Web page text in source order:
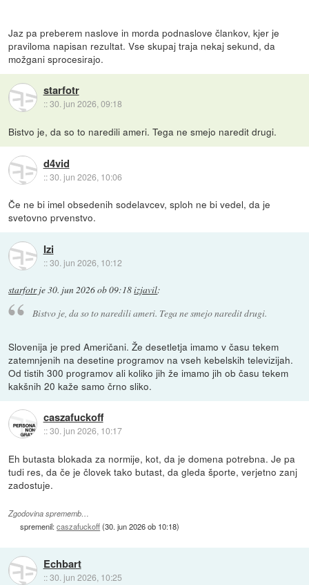
Jaz pa preberem naslove in morda podnaslove člankov, kjer je
praviloma napisan rezultat. Vse skupaj traja nekaj sekund, da
možgani sprocesirajo.
starfotr
::30. jun 2026, 09:18
Bistvo je, da so to naredili ameri. Tega ne smejo naredit drugi.
d4vid
::30. jun 2026, 10:06
Če ne bi imel obsedenih sodelavcev, sploh ne bi vedel, da je
svetovno prvenstvo.
Izi
::30. jun 2026, 10:12
starfotrje30. jun 2026 ob 09:18izjavil:
Bistvo je, da so to naredili ameri. Tega ne smejo naredit drugi.
Slovenija je pred Američani. Že desetletja imamo v času tekem
zatemnjenih na desetine programov na vseh kebelskih televizijah.
Od tistih 300 programov ali koliko jih že imamo jih ob času tekem
kakšnih 20 kaže samo črno sliko.
caszafuckoff
::30. jun 2026, 10:17
Eh butasta blokada za normije, kot, da je domena potrebna. Je pa
tudi res, da če je človek tako butast, da gleda športe, verjetno zanj
zadostuje.
Zgodovina sprememb…
spremenil:caszafuckoff(30. jun 2026 ob 10:18)
Echbart
::30. jun 2026, 10:25